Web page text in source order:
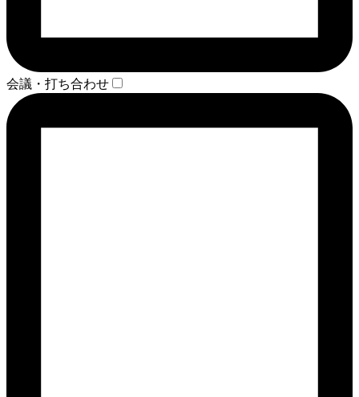
会議・打ち合わせ